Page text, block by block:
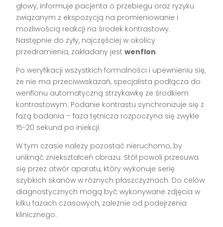
głowy, informuje pacjenta o przebiegu oraz ryzyku
związanym z ekspozycją na promieniowanie i
możliwością reakcji na środek kontrastowy.
Następnie do żyły, najczęściej w okolicy
przedramienia, zakładany jestwenflon.
Po weryfikacji wszystkich formalności i upewnieniu się,
że nie ma przeciwwskazań, specjalista podłącza do
wenflonu automatyczną strzykawkę ze środkiem
kontrastowym. Podanie kontrastu synchronizuje się z
fazą badania – faza tętnicza rozpoczyna się zwykle
15-20 sekund po iniekcji.
W tym czasie należy pozostać nieruchomo, by
uniknąć zniekształceń obrazu. Stół powoli przesuwa
się przez otwór aparatu, który wykonuje serię
szybkich skanów w różnych płaszczyznach. Do celów
diagnostycznych mogą być wykonywane zdjęcia w
kilku fazach czasowych, zależnie od podejrzenia
klinicznego.